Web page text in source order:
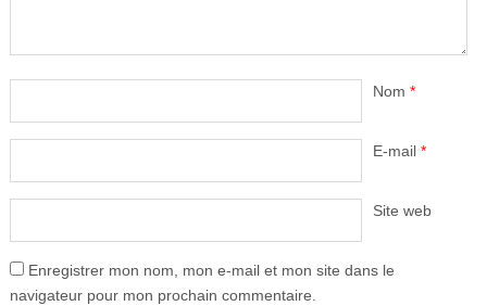
Nom *
E-mail *
Site web
Enregistrer mon nom, mon e-mail et mon site dans le
navigateur pour mon prochain commentaire.